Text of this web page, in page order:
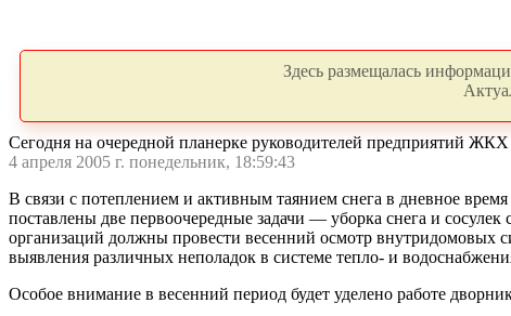
Здесь размещалась
Сегодня на очередной планерке руководителей предприятий
4 апреля 2005 г. понедельник, 18:59:43
В связи с потеплением и активным таянием снега в дневное
поставлены две первоочередные задачи — уборка снега и
организаций должны провести весенний осмотр внутридомовых
выявления различных неполадок в системе тепло- и
Особое внимание в весенний период будет уделено работе